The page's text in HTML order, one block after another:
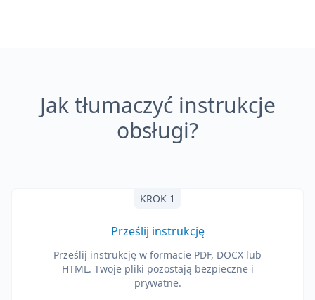
Jak tłumaczyć instrukcje
obsługi?
KROK 1
Prześlij instrukcję
Prześlij instrukcję w formacie PDF, DOCX lub
HTML. Twoje pliki pozostają bezpieczne i
prywatne.